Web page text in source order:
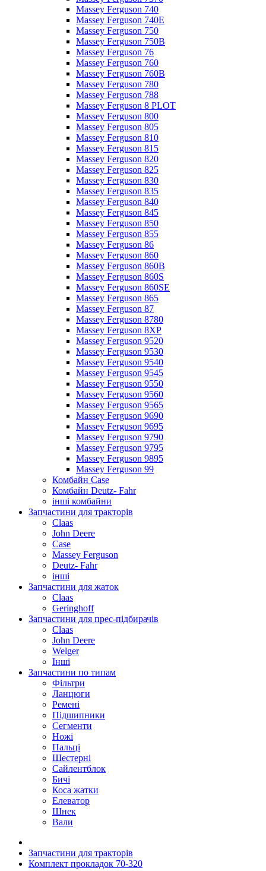
Massey Ferguson 740
Massey Ferguson 740E
Massey Ferguson 750
Massey Ferguson 750B
Massey Ferguson 76
Massey Ferguson 760
Massey Ferguson 760B
Massey Ferguson 780
Massey Ferguson 788
Massey Ferguson 8 PLOT
Massey Ferguson 800
Massey Ferguson 805
Massey Ferguson 810
Massey Ferguson 815
Massey Ferguson 820
Massey Ferguson 825
Massey Ferguson 830
Massey Ferguson 835
Massey Ferguson 840
Massey Ferguson 845
Massey Ferguson 850
Massey Ferguson 855
Massey Ferguson 86
Massey Ferguson 860
Massey Ferguson 860B
Massey Ferguson 860S
Massey Ferguson 860SE
Massey Ferguson 865
Massey Ferguson 87
Massey Ferguson 8780
Massey Ferguson 8XP
Massey Ferguson 9520
Massey Ferguson 9530
Massey Ferguson 9540
Massey Ferguson 9545
Massey Ferguson 9550
Massey Ferguson 9560
Massey Ferguson 9565
Massey Ferguson 9690
Massey Ferguson 9695
Massey Ferguson 9790
Massey Ferguson 9795
Massey Ferguson 9895
Massey Ferguson 99
Комбайн Case
Комбайн Deutz- Fahr
інші комбайни
Запчастини для тракторів
Claas
John Deere
Case
Massey Ferguson
Deutz- Fahr
інші
Запчастини для жаток
Claas
Geringhoff
Запчастини для прес-підбирачів
Claas
John Deere
Welger
Інші
Запчастини по типам
Фільтри
Ланцюги
Ремені
Підшипники
Сегменти
Ножі
Пальці
Шестерні
Сайлентблок
Бичі
Коса жатки
Елеватор
Шнек
Вали
Запчастини для тракторів
Комплект прокладок 70-320